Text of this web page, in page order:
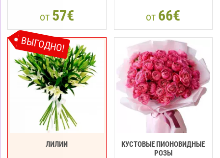
от 57€ от 66€
ВЫГОДНО!
ЛИЛИИ
КУСТОВЫЕ ПИОНОВИДНЫЕ
РОЗЫ